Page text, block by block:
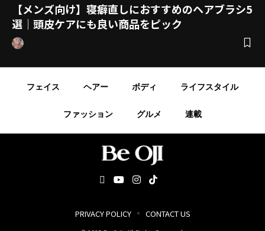
【メンズ向け】寝癖直しにおすすめのヘアブラシ5
選｜頭皮ケアにも良い商品をピック
フェイス ヘアー ボディ ライフスタイル
ファッション グルメ 連載
PRIVACY POLICY CONTACT US